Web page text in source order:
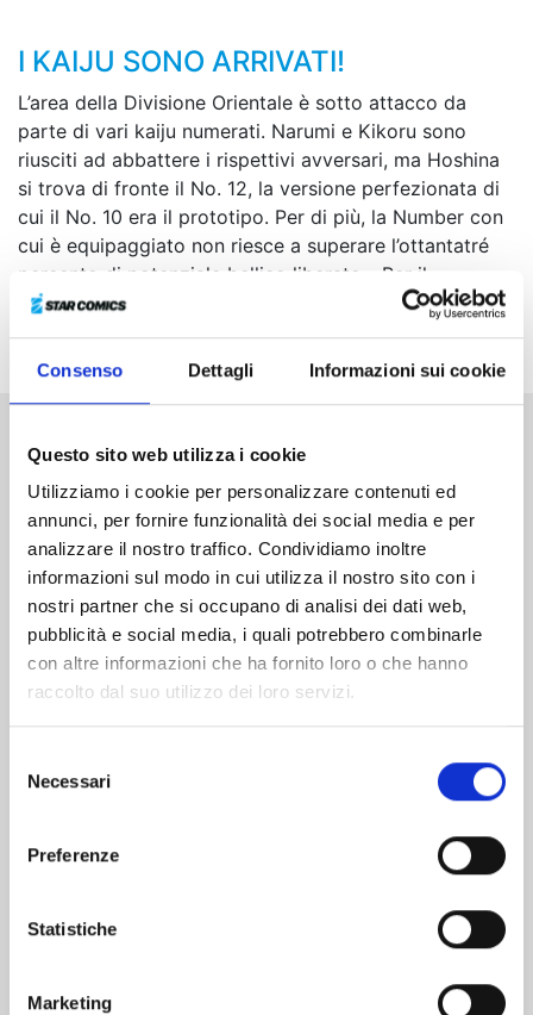
Consenso Dettagli Informazioni sui cookie
Questo sito web utilizza i cookie
Utilizziamo i cookie per personalizzare contenuti ed
annunci, per fornire funzionalità dei social media e per
analizzare il nostro traffico. Condividiamo inoltre
informazioni sul modo in cui utilizza il nostro sito con i
nostri partner che si occupano di analisi dei dati web,
pubblicità e social media, i quali potrebbero combinarle
con altre informazioni che ha fornito loro o che hanno
raccolto dal suo utilizzo dei loro servizi.
delNecessari
Preferenze
Statistiche
Marketing
I KAIJU SONO ARRIVATI!
L’area della Divisione Orientale è sotto attacco da
parte di vari kaiju numerati. Narumi e Kikoru sono
riusciti ad abbattere i rispettivi avversari, ma Hoshina
si trova di fronte il No. 12, la versione perfezionata di
cui il No. 10 era il prototipo. Per di più, la Number con
cui è equipaggiato non riesce a superare l’ottantatré
percento di potenziale bellico liberato... Per il
vicecomandante della Terza Unità la situazione si fa
davvero dura!
Altri volumi della serie